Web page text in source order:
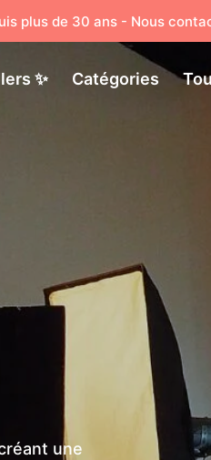
plus de 30 ans - Nous
✨ Catégories
une